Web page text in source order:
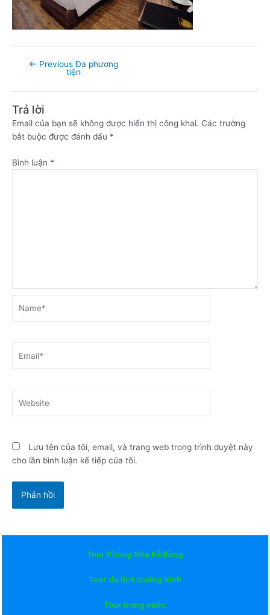
← Previous Đa phương
tiện
Trả lời
Email của bạn sẽ không được hiển thị công khai. Các trường
bắt buộc được đánh dấu *
Bình luận *
Lưu tên của tôi, email, và trang web trong trình duyệt này
cho lần bình luận kế tiếp của tôi.
Tour Phong Nha Kẻ Bàng
Tour du lịch Quảng Bình
Tour trong nước